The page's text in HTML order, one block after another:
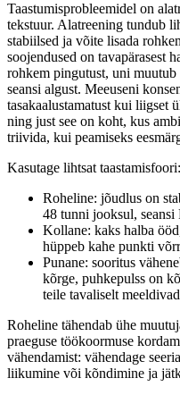
Taastumisprobleemidel on
tekstuur. Alatreening tundub
stabiilsed ja võite lisada
soojendused on tavapärasest
rohkem pingutust, uni muutub
seansi algust. Meeuseni
tasakaalustamatust kui liigset
ning just see on koht, kus
triivida, kui peamiseks
Kasutage lihtsat taastamisfoori:
Roheline: jõudlus on
48 tunni jooksul, seansi
Kollane: kaks halba
hüppeb kahe punkti
Punane: sooritus
kõrge, puhkepulss on
teile tavaliselt
Roheline tähendab ühe
praeguse töökoormuse
vähendamist: vähendage
liikumine või kõndimine ja